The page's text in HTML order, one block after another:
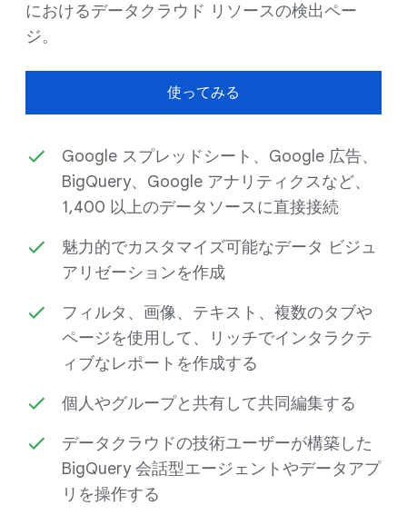
におけるデータクラウド リソースの検出ペー
ジ。
使ってみる
Google スプレッドシート、Google 広告、
BigQuery、Google アナリティクスなど、
1,400 以上のデータソースに直接接続
魅力的でカスタマイズ可能なデータ ビジュ
アリゼーションを作成
フィルタ、画像、テキスト、複数のタブや
ページを使用して、リッチでインタラクテ
ィブなレポートを作成する
個人やグループと共有して共同編集する
データクラウドの技術ユーザーが構築した
BigQuery 会話型エージェントやデータアプ
リを操作する